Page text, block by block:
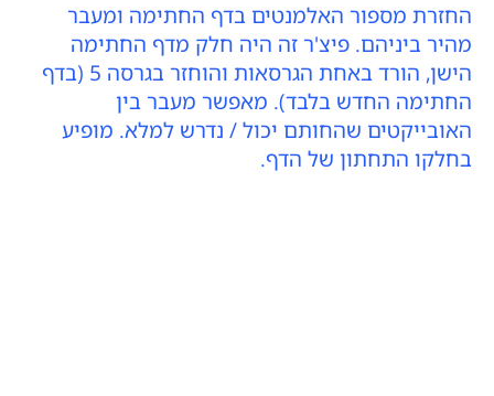
החזרת מספור האלמנטים בדף החתימה ומעבר
מהיר ביניהם. פיצ'ר זה היה חלק מדף החתימה
הישן, הורד באחת הגרסאות והוחזר בגרסה 5 (בדף
החתימה החדש בלבד). מאפשר מעבר בין
האובייקטים שהחותם יכול / נדרש למלא. מופיע
בחלקו התחתון של הדף.